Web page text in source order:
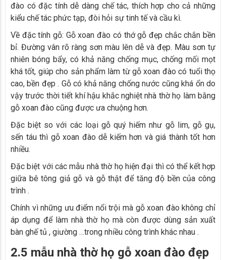
đào có đặc tính dễ dàng chế tác, thích hợp cho cả những
kiểu chế tác phức tạp, đòi hỏi sự tinh tế và cầu kì.
Về đặc tính gỗ: Gỗ xoan đào có thớ gỗ đẹp chắc chắn bền
bỉ. Đường vân rõ ràng sơn màu lên dễ và đẹp. Màu sơn tự
nhiên bóng bẩy, có khả năng chống mục, chống mối mọt
khá tốt, giúp cho sản phẩm làm từ gỗ xoan đào có tuổi thọ
cao, bền đẹp . Gỗ có khả năng chống nước cũng khá ổn do
vậy trước thời tiết khí hậu khắc nghiệt nhà thờ họ làm bằng
gỗ xoan đào cũng được ưa chuộng hơn.
Đặc biệt so với các loại gỗ quý hiếm như gỗ lim, gỗ gụ,
sến táu thì gỗ xoan đào dễ kiếm hơn và giá thành tốt hơn
nhiều.
Đặc biệt với các mẫu nhà thờ họ hiện đại thì có thể kết hợp
giữa bê tông giả gỗ và gỗ thật để tăng độ bền của công
trình .
Chính vì những ưu điểm nổi trội mà gỗ xoan đào không chỉ
áp dụng để làm nhà thờ họ mà còn được dùng sản xuất
bàn ghế tủ , giường …trong nhiều công trình khác nhau .
2.5 mẫu nhà thờ họ gỗ xoan đào đẹp